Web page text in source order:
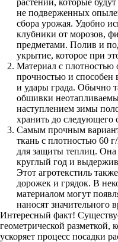
растений, которые
не подверженных
сбора урожая. Удобно
клубники от морозов,
предметами. Полив и
укрытие, которое при
Материал с плотностью
прочностью и способен
и удары града. Обычно
обшивки
наступлением зимы
хранить до следующего
Самым прочным
ткань с плотностью 60
для защиты теплиц. Она
круглый год и
Этот агротекстиль
дорожек и грядок. В
материалом могут
наносят значительного
Интересный факт!
геометрической разметкой,
ускоряет процесс посадки